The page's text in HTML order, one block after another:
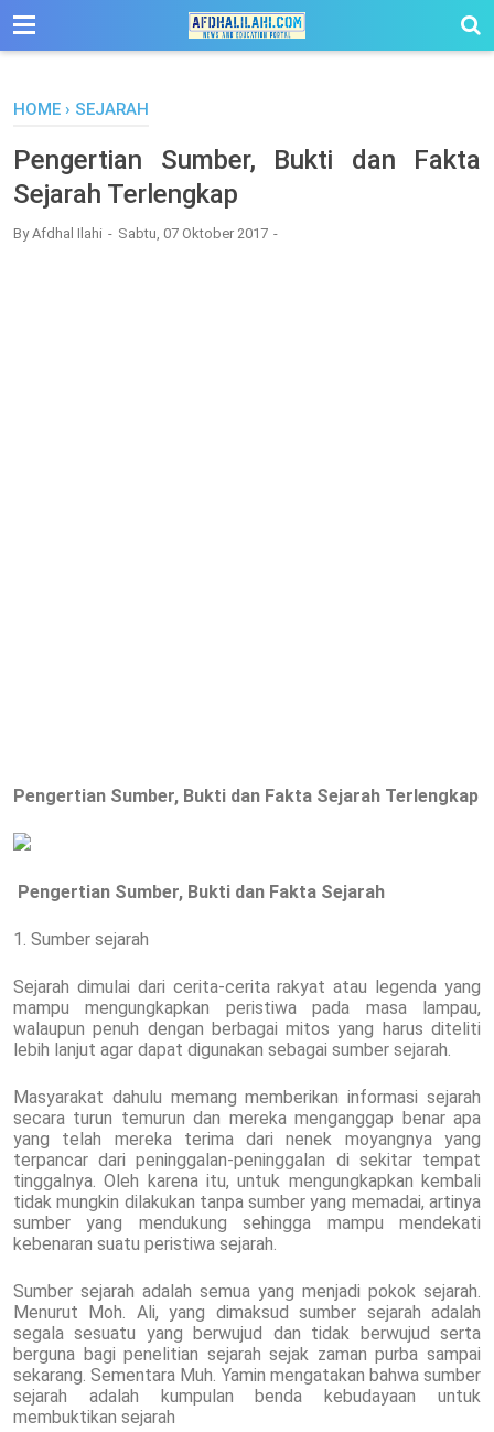
-->
HOME › SEJARAH
Pengertian Sumber, Bukti dan Fakta
Sejarah Terlengkap
ByAfdhal Ilahi Sabtu, 07 Oktober 2017
Pengertian Sumber, Bukti dan Fakta Sejarah Terlengkap
Pengertian Sumber, Bukti dan Fakta Sejarah
1. Sumber sejarah
Sejarah dimulai dari cerita-cerita rakyat atau legenda yang
mampu mengungkapkan peristiwa pada masa lampau,
walaupun penuh dengan berbagai mitos yang harus diteliti
lebih lanjut agar dapat digunakan sebagai sumber sejarah.
Masyarakat dahulu memang memberikan informasi sejarah
secara turun temurun dan mereka menganggap benar apa
yang telah mereka terima dari nenek moyangnya yang
terpancar dari peninggalan-peninggalan di sekitar tempat
tinggalnya. Oleh karena itu, untuk mengungkapkan kembali
tidak mungkin dilakukan tanpa sumber yang memadai, artinya
sumber yang mendukung sehingga mampu mendekati
kebenaran suatu peristiwa sejarah.
Sumber sejarah adalah semua yang menjadi pokok sejarah.
Menurut Moh. Ali, yang dimaksud sumber sejarah adalah
segala sesuatu yang berwujud dan tidak berwujud serta
berguna bagi penelitian sejarah sejak zaman purba sampai
sekarang. Sementara Muh. Yamin mengatakan bahwa sumber
sejarah adalah kumpulan benda kebudayaan untuk
membuktikan sejarah